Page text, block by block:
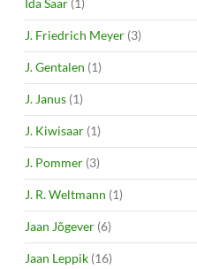
Ida Saar (1)
J. Friedrich Meyer (3)
J. Gentalen (1)
J. Janus (1)
J. Kiwisaar (1)
J. Pommer (3)
J. R. Weltmann (1)
Jaan Jõgever (6)
Jaan Leppik (16)